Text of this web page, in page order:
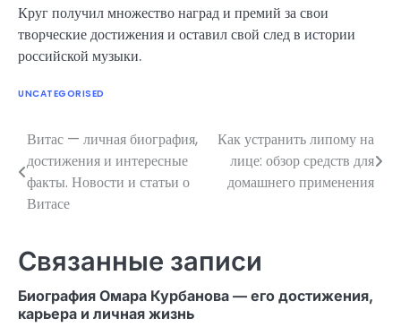
Круг получил множество наград и премий за свои
творческие достижения и оставил свой след в истории
российской музыки.
UNCATEGORISED
Навигация
по
записям
Витас — личная биография,
достижения и интересные
факты. Новости и статьи о
Витасе
Как устранить липому на
лице: обзор средств для
домашнего применения
Связанные записи
Биография Омара Курбанова — его достижения,
карьера и личная жизнь